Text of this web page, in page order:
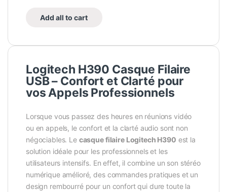
Add all to cart
Logitech H390 Casque Filaire
USB – Confort et Clarté pour
vos Appels Professionnels
Lorsque vous passez des heures en réunions vidéo
ou en appels, le confort et la clarté audio sont non
négociables. Le casque filaire Logitech H390 est la
solution idéale pour les professionnels et les
utilisateurs intensifs. En effet, il combine un son stéréo
numérique amélioré, des commandes pratiques et un
design rembourré pour un confort qui dure toute la